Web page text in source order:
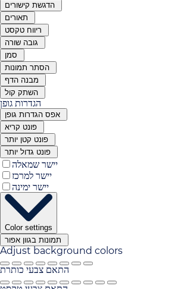
הדגשת קישורים
תאורים
ריווח טקסט
גובה שורה
סמן
הסתר תמונות
מבנה הדף
השתק קול
הגדרות גופן
אפס הגדרות גופן
פונט קריא
פונט קטן יותר
פונט גדול יותר
יישר שמאלה
יישר למרכז
יישר ימינה
Color settings
תמונות בגוון אפור
Adjust background colors
התאם צבעי כותרת